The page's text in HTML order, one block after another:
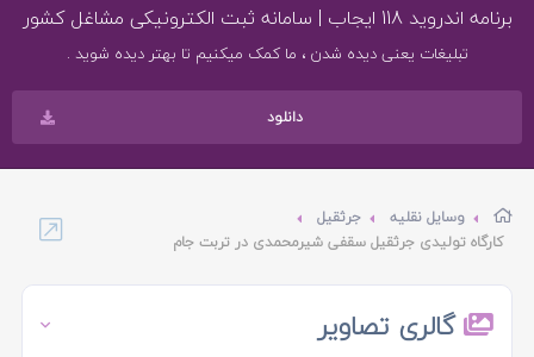
برنامه اندروید 118 ایجاب | سامانه ثبت الکترونیکی مشاغل کشور
تبلیغات یعنی دیده شدن ، ما کمک میکنیم تا بهتر دیده شوید .
دانلود
وسایل نقلیه
جرثقیل
کارگاه تولیدی جرثقیل سقفی شیرمحمدی در تربت جام
گالری تصاویر